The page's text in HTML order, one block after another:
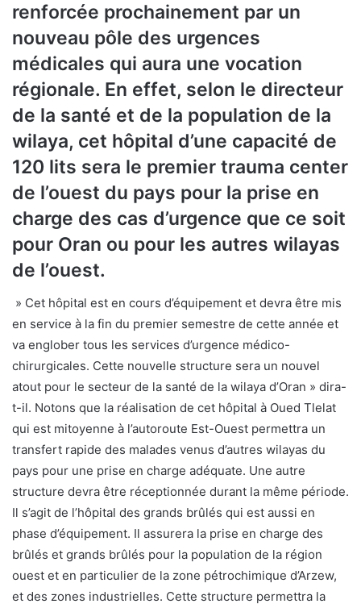
renforcée prochainement par un
nouveau pôle des urgences
médicales qui aura une vocation
régionale. En effet, selon le directeur
de la santé et de la population de la
wilaya, cet hôpital d’une capacité de
120 lits sera le premier trauma center
de l’ouest du pays pour la prise en
charge des cas d’urgence que ce soit
pour Oran ou pour les autres wilayas
de l’ouest.
» Cet hôpital est en cours d’équipement et devra être mis
en service à la fin du premier semestre de cette année et
va englober tous les services d’urgence médico-
chirurgicales. Cette nouvelle structure sera un nouvel
atout pour le secteur de la santé de la wilaya d’Oran » dira-
t-il. Notons que la réalisation de cet hôpital à Oued Tlelat
qui est mitoyenne à l’autoroute Est-Ouest permettra un
transfert rapide des malades venus d’autres wilayas du
pays pour une prise en charge adéquate. Une autre
structure devra être réceptionnée durant la même période.
Il s’agit de l’hôpital des grands brûlés qui est aussi en
phase d’équipement. Il assurera la prise en charge des
brûlés et grands brûlés pour la population de la région
ouest et en particulier de la zone pétrochimique d’Arzew,
et des zones industrielles. Cette structure permettra la